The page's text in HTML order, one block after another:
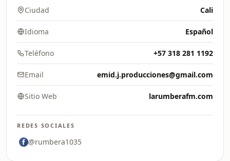
Ciudad Cali
Idioma Español
Teléfono +57 318 281 1192
Email emid.j.producciones@gmail.com
Sitio Web larumberafm.com
REDES SOCIALES
@rumbera1035